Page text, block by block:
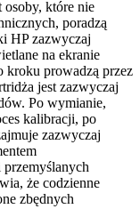
które nie
poradzą
HP zazwyczaj
na ekranie
kroku prowadzą przez
jest zazwyczaj
Po wymianie,
kalibracji, po
zazwyczaj
że codzienne
zbędnych